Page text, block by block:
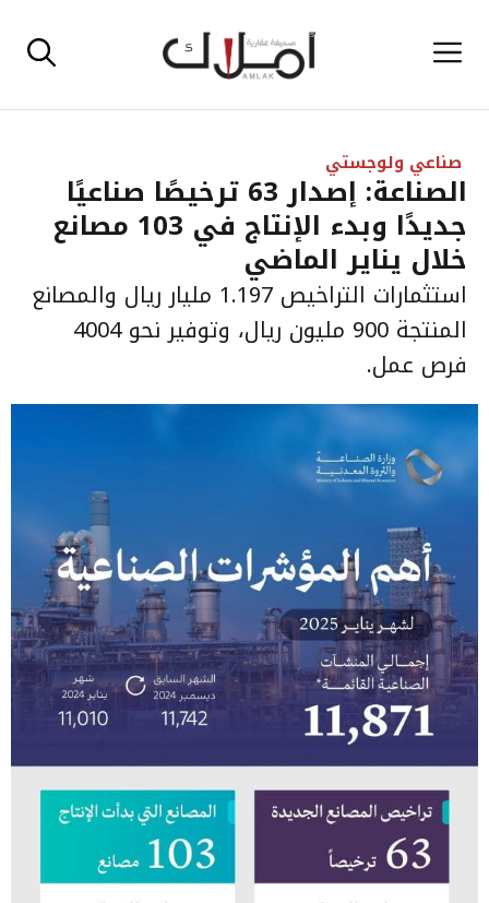
إلى القائمة
صناعي ولوجستي
الصناعة: إصدار 63 ترخيصًا صناعيًا
جديدًا وبدء الإنتاج في 103 مصانع
خلال يناير الماضي
استثمارات التراخيص 1.197 مليار ريال والمصانع
المنتجة 900 مليون ريال، وتوفير نحو 4004
فرص عمل.